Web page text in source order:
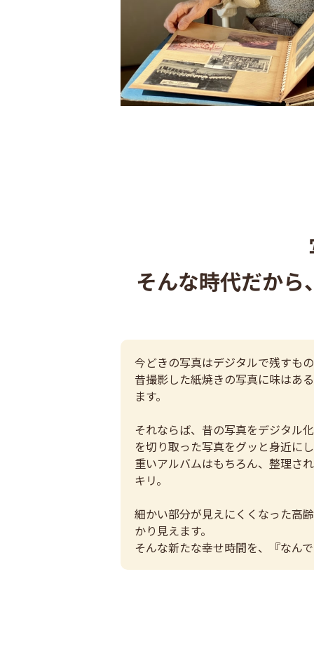
そんな時代だか
今どきの写真はデジタルで残すも
昔撮影した紙焼きの写真に味はあ
ます。
それならば、昔の写真をデジタル
を切り取った写真をグッと身近に
重いアルバムはもちろん、整理さ
キリ。
細かい部分が見えにくくなった高
かり見えます。
そんな新たな幸せ時間を、『なん